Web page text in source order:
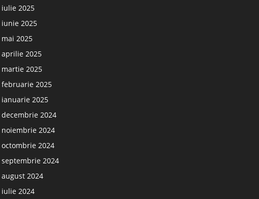
iulie 2025
iunie 2025
mai 2025
aprilie 2025
martie 2025
februarie 2025
ianuarie 2025
decembrie 2024
noiembrie 2024
octombrie 2024
septembrie 2024
august 2024
iulie 2024